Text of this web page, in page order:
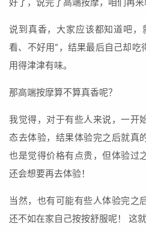
好了，说完了高端按摩，咱们再来
说到真香，大家应该都知道吧，
看、不好用”，结果最后自己却吃
用得津津有味。
那高端按摩算不算真香呢？
我觉得，对于有些人来说，一开
态去体验，结果体验完之后就真
也是觉得价格有点贵，但体验过
还会想要再去体验！
当然，也有可能有些人体验完之
还不如在家自己按按舒服呢！ 这